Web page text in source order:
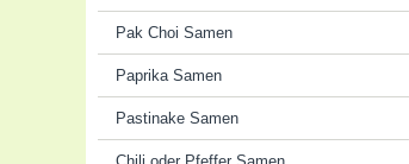
Pak Choi Samen
Paprika Samen
Pastinake Samen